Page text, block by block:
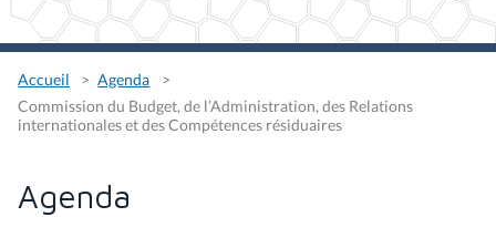
Accueil
Agenda
Commission du Budget, de l’Administration, des Relations
internationales et des Compétences résiduaires
Agenda